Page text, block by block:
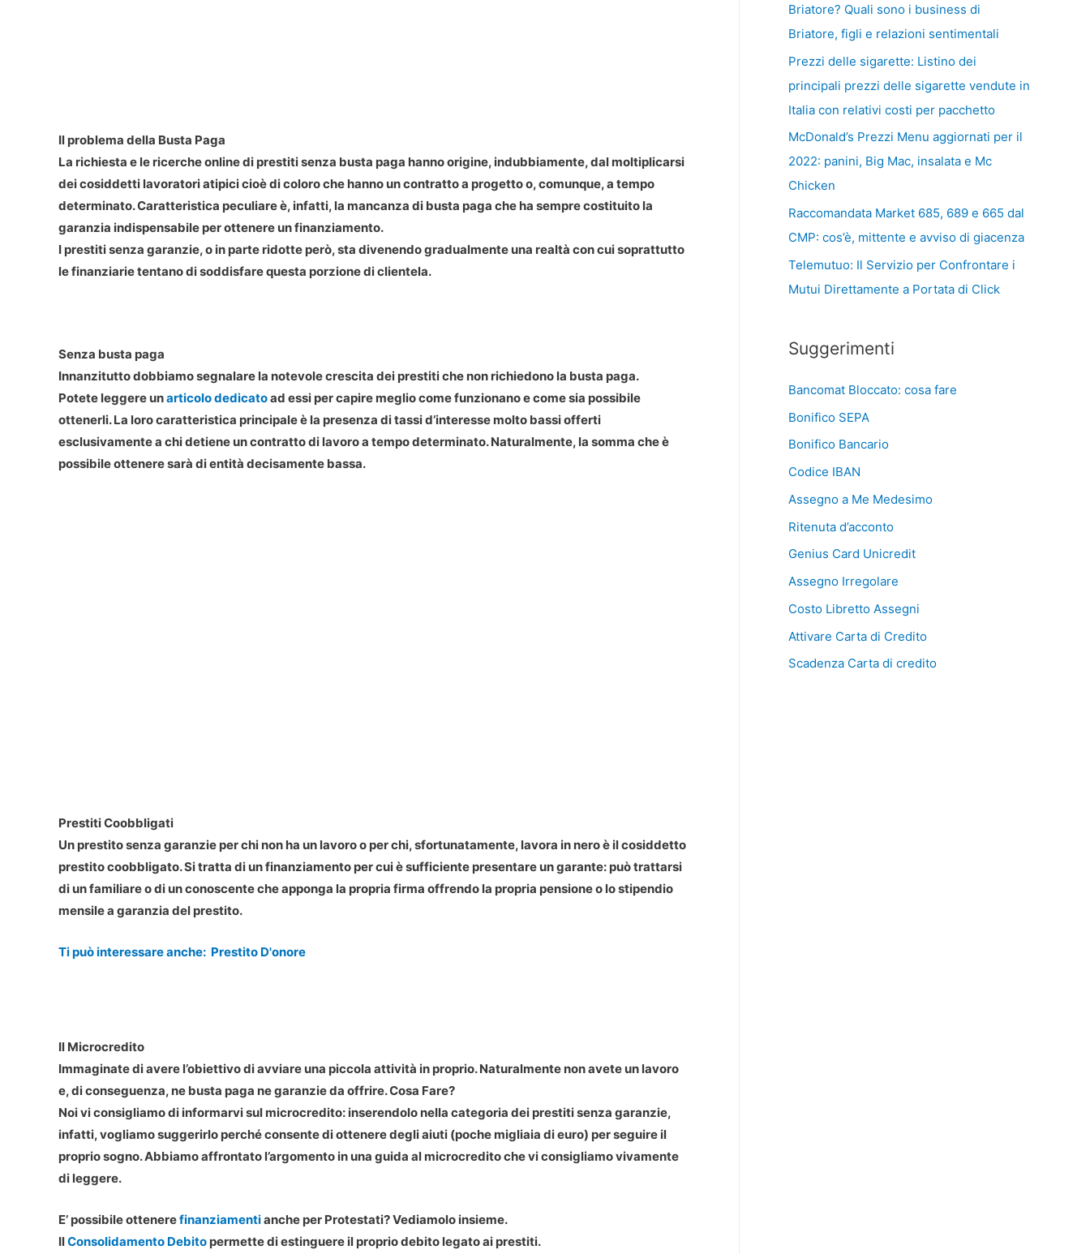
Il problema della Busta Paga
La richiesta e le ricerche online di prestiti senza busta paga hanno origine, indubbiamente, dal moltiplicarsi
dei cosiddetti lavoratori atipici cioè di coloro che hanno un contratto a progetto o, comunque, a tempo
determinato. Caratteristica peculiare è, infatti, la mancanza di busta paga che ha sempre costituito la
garanzia indispensabile per ottenere un finanziamento.
I prestiti senza garanzie, o in parte ridotte però, sta divenendo gradualmente una realtà con cui soprattutto
le finanziarie tentano di soddisfare questa porzione di clientela.
Senza busta paga
Innanzitutto dobbiamo segnalare la notevole crescita dei prestiti che non richiedono la busta paga.
Potete leggere unarticolo dedicatoad essi per capire meglio come funzionano e come sia possibile
ottenerli. La loro caratteristica principale è la presenza di tassi d’interesse molto bassi offerti
esclusivamente a chi detiene un contratto di lavoro a tempo determinato. Naturalmente, la somma che è
possibile ottenere sarà di entità decisamente bassa.
Prestiti Coobbligati
Un prestito senza garanzie per chi non ha un lavoro o per chi, sfortunatamente, lavora in nero è il cosiddetto
prestito coobbligato. Si tratta di un finanziamento per cui è sufficiente presentare un garante: può trattarsi
di un familiare o di un conoscente che apponga la propria firma offrendo la propria pensione o lo stipendio
mensile a garanzia del prestito.
Ti può interessare anche: Prestito D'onore
Il Microcredito
Immaginate di avere l’obiettivo di avviare una piccola attività in proprio. Naturalmente non avete un lavoro
e, di conseguenza, ne busta paga ne garanzie da offrire. Cosa Fare?
Noi vi consigliamo di informarvi sul microcredito: inserendolo nella categoria dei prestiti senza garanzie,
infatti, vogliamo suggerirlo perché consente di ottenere degli aiuti (poche migliaia di euro) per seguire il
proprio sogno. Abbiamo affrontato l’argomento in una guida al microcredito che vi consigliamo vivamente
di leggere.
E’ possibile ottenerefinanziamentianche per Protestati? Vediamolo insieme.
IlConsolidamento Debito permette di estinguere il proprio debito legato ai prestiti.
Briatore? Quali sono i business di
Briatore, figli e relazioni sentimentali
Prezzi delle sigarette: Listino dei
principali prezzi delle sigarette vendute in
Italia con relativi costi per pacchetto
McDonald’s Prezzi Menu aggiornati per il
2022: panini, Big Mac, insalata e Mc
Chicken
Raccomandata Market 685, 689 e 665 dal
CMP: cos’è, mittente e avviso di giacenza
Telemutuo: Il Servizio per Confrontare i
Mutui Direttamente a Portata di Click
Suggerimenti
Bancomat Bloccato: cosa fare
Bonifico SEPA
Bonifico Bancario
Codice IBAN
Assegno a Me Medesimo
Ritenuta d’acconto
Genius Card Unicredit
Assegno Irregolare
Costo Libretto Assegni
Attivare Carta di Credito
Scadenza Carta di credito